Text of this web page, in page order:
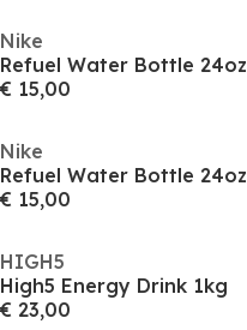
Nike
Refuel Water Bottle 24oz
€ 15,00
Nike
Refuel Water Bottle 24oz
€ 15,00
HIGH5
High5 Energy Drink 1kg
€ 23,00